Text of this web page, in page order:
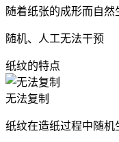
随着纸张的成形而自然
随机、人工无法干预
纸纹的特点
无法复制
纸纹在造纸过程中随机